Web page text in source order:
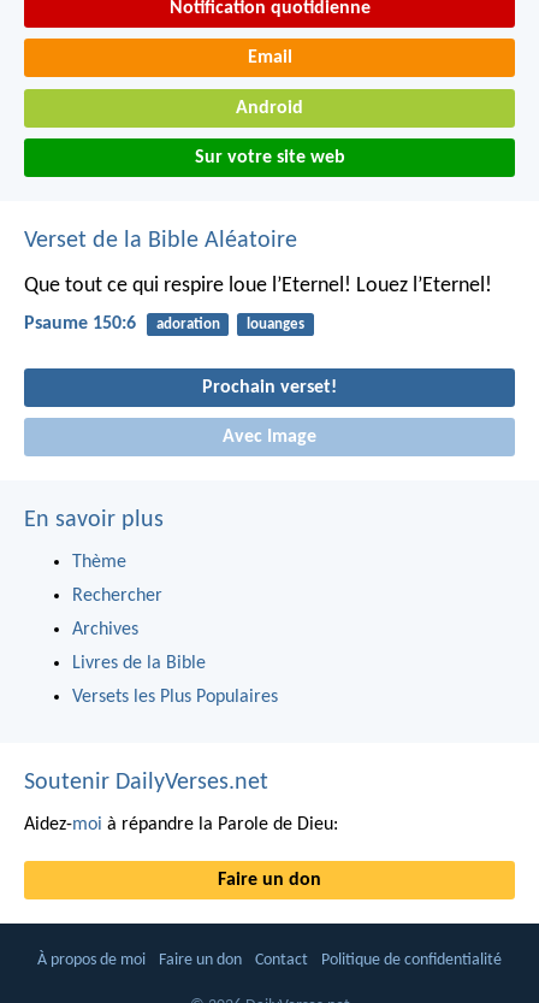
Notification quotidienne
Email
Android
Sur votre site web
Verset de la Bible Aléatoire
Que tout ce qui respire loue l’Eternel! Louez l’Eternel!
Psaume 150:6 adoration louanges
Prochain verset!
Avec Image
En savoir plus
Thème
Rechercher
Archives
Livres de la Bible
Versets les Plus Populaires
Soutenir DailyVerses.net
Aidez-moi à répandre la Parole de Dieu:
Faire un don
À propos de moi Faire un don Contact Politique de confidentialité